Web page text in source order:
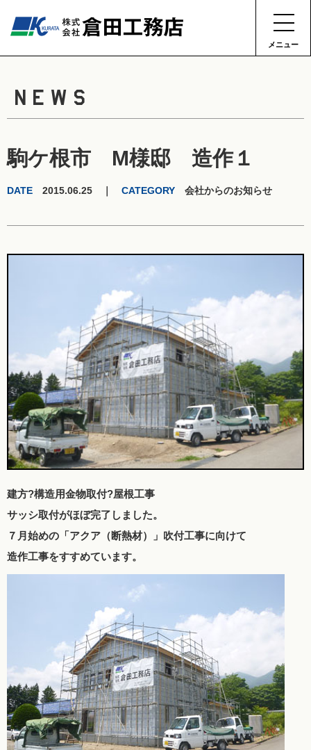
メニュー
NEWS
駒ケ根市 M様邸 造作１
DATE 2015.06.25 ｜ CATEGORY 会社からのお知らせ
建方?構造用金物取付?屋根工事
サッシ取付がほぼ完了しました。
７月始めの「アクア（断熱材）」吹付工事に向けて
造作工事をすすめています。